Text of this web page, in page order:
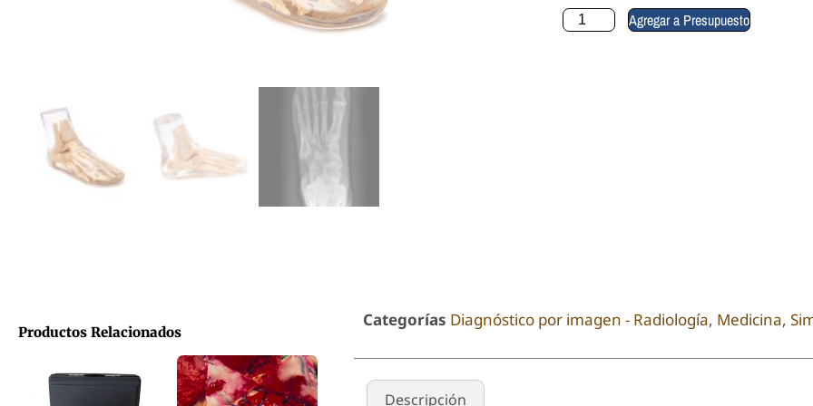
Agregar a Presupuesto
Productos Relacionados
Categorías Diagnóstico por imagen - Radiología, Medicina,
Descripción